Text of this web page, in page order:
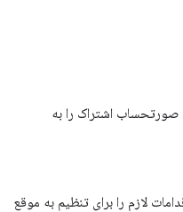
صورتحساب اشتراک را به
لازم را برای تنظیم به موقع